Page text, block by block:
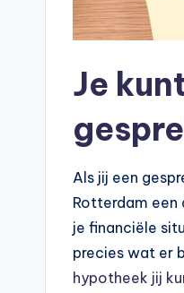
Je
Als jij een
Rotterdam een
je financiële
precies wat er
hypotheek jij